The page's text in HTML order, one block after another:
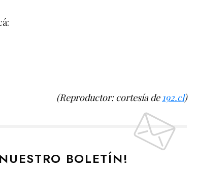
(Reproductor: cortesía de192.cl)
BOLETÍN!